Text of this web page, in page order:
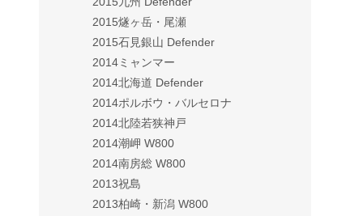
2015燧ヶ岳・尾瀬
2015石見銀山 Defender
2014ミャンマー
2014北海道 Defender
2014ポルボウ・バルセロナ
2014北陸若狭神戸
2014潮岬 W800
2014南房総 W800
2013祝島
2013柏崎・新潟 W800